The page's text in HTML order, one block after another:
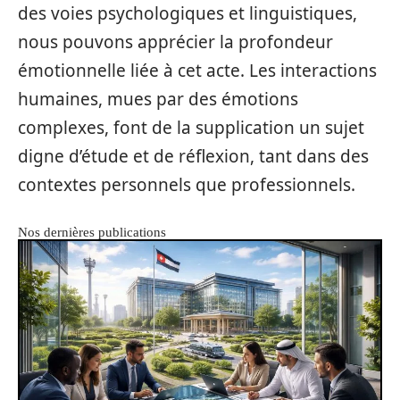
des voies psychologiques et linguistiques,
nous pouvons apprécier la profondeur
émotionnelle liée à cet acte. Les interactions
humaines, mues par des émotions
complexes, font de la supplication un sujet
digne d’étude et de réflexion, tant dans des
contextes personnels que professionnels.
Nos dernières publications